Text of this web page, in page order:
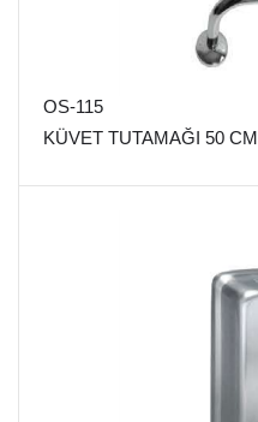
OS-115
KÜVET TUTAMAĞI 50 CM